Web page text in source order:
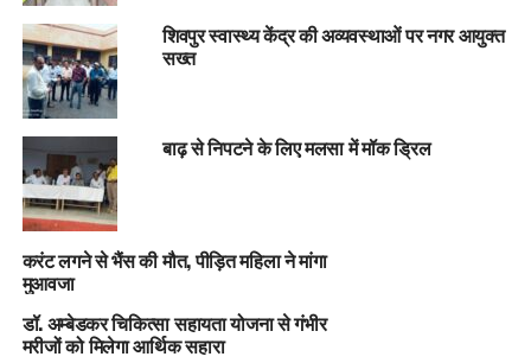
शिवपुर स्वास्थ्य केंद्र की अव्यवस्थाओं पर नगर आयुक्त
सख्त
बाढ़ से निपटने के लिए मलसा में मॉक ड्रिल
करंट लगने से भैंस की मौत, पीड़ित महिला ने मांगा
मुआवजा
डॉ. अम्बेडकर चिकित्सा सहायता योजना से गंभीर
मरीजों को मिलेगा आर्थिक सहारा